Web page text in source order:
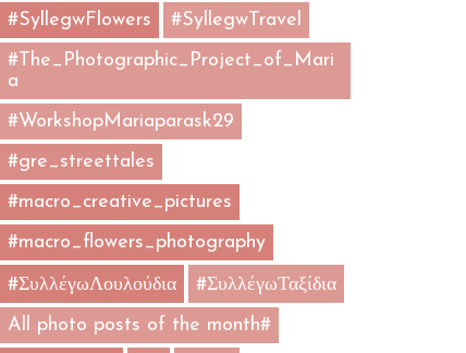
#SyllegwFlowers
#SyllegwTravel
#The_Photographic_Project_of_Mari
a
#WorkshopMariaparask29
#gre_streettales
#macro_creative_pictures
#macro_flowers_photography
#ΣυλλέγωΛουλούδια
#ΣυλλέγωΤαξίδια
All photo posts of the month#